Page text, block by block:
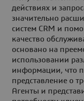
действиях и
значительно
систем CRM и
качество
основано на
использовании
информации, что
представление о
Агенты и